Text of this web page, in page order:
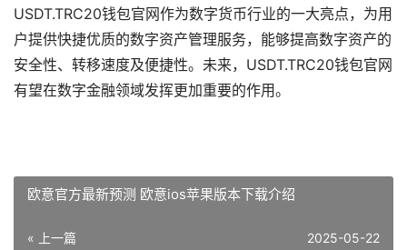
USDT.TRC20钱包官网作为数字货币行业的一大亮点，为用
户提供快捷优质的数字资产管理服务，能够提高数字资产的
安全性、转移速度及便捷性。未来，USDT.TRC20钱包官网
有望在数字金融领域发挥更加重要的作用。
欧意官方最新预测 欧意ios苹果版本下载介绍
« 上一篇 2025-05-22